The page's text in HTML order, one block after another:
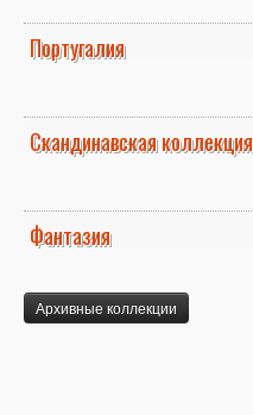
Португалия
Скандинавская коллекция
Фантазия
Архивные коллекции